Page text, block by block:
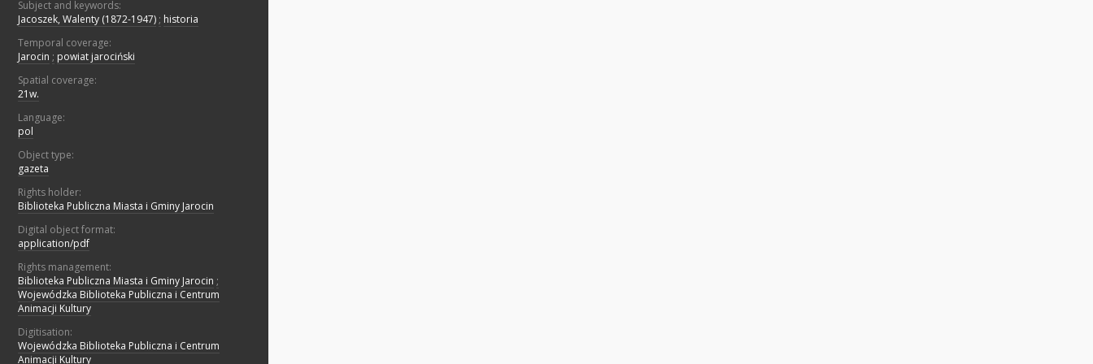
Subject and keywords:
Jacoszek, Walenty (1872-1947) ; historia
Temporal coverage:
Jarocin ; powiat jarociński
Spatial coverage:
21w.
Language:
pol
Object type:
gazeta
Rights holder:
Biblioteka Publiczna Miasta i Gminy Jarocin
Digital object format:
application/pdf
Rights management:
Biblioteka Publiczna Miasta i Gminy Jarocin ;
Wojewódzka Biblioteka Publiczna i Centrum
Animacji Kultury
Digitisation:
Wojewódzka Biblioteka Publiczna i Centrum
Animacji Kultury